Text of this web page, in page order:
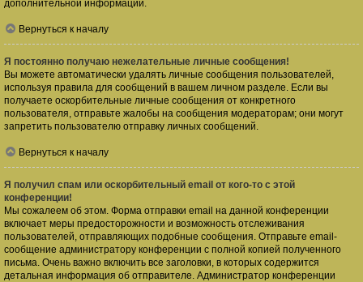
дополнительной информации.
Вернуться к началу
Я постоянно получаю нежелательные личные сообщения!
Вы можете автоматически удалять личные сообщения пользователей,
используя правила для сообщений в вашем личном разделе. Если вы
получаете оскорбительные личные сообщения от конкретного
пользователя, отправьте жалобы на сообщения модераторам; они могут
запретить пользователю отправку личных сообщений.
Вернуться к началу
Я получил спам или оскорбительный email от кого-то с этой
конференции!
Мы сожалеем об этом. Форма отправки email на данной конференции
включает меры предосторожности и возможность отслеживания
пользователей, отправляющих подобные сообщения. Отправьте email-
сообщение администратору конференции с полной копией полученного
письма. Очень важно включить все заголовки, в которых содержится
детальная информация об отправителе. Администратор конференции